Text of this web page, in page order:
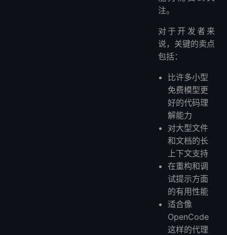
注。
对于开发者来
说，关键的卖点
包括：
比许多小型
免费模型更
好的代码理
解能力
对大型文件
和文档的长
上下文支持
在重构和调
试提示方面
的有用性能
适合像
OpenCode
这样的代理